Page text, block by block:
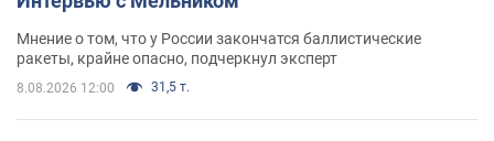
Мнение о том, что у России закончатся баллистические
ракеты, крайне опасно, подчеркнул эксперт
8.08.2026 12:00 31,5 т.